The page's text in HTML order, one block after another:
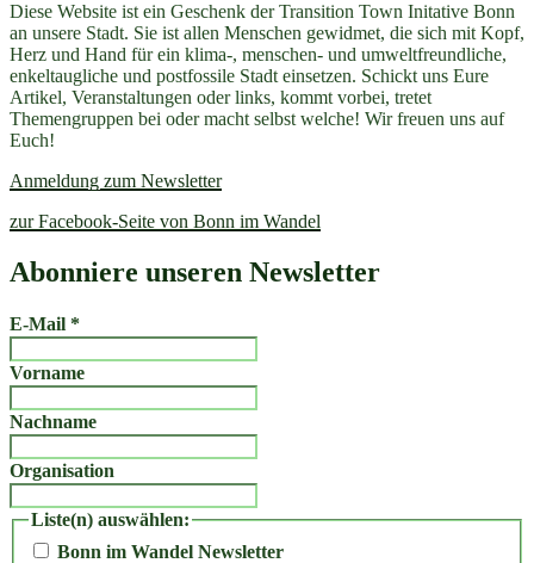
Diese Website ist ein Geschenk der Transition Town Initative Bonn
an unsere Stadt. Sie ist allen Menschen gewidmet, die sich mit Kopf,
Herz und Hand für ein klima-, menschen- und umweltfreundliche,
enkeltaugliche und postfossile Stadt einsetzen. Schickt uns Eure
Artikel, Veranstaltungen oder links, kommt vorbei, tretet
Themengruppen bei oder macht selbst welche! Wir freuen uns auf
Euch!
Anmeldung zum Newsletter
zur Facebook-Seite von Bonn im Wandel
Abonniere unseren Newsletter
E-Mail *
Vorname
Nachname
Organisation
Liste(n) auswählen:
Bonn im Wandel Newsletter